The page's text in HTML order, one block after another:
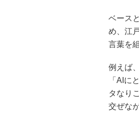
ベース
め、江
言葉を
例えば
「AIに
タなり
交ぜな